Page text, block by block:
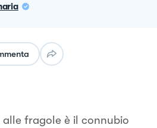
alle fragole è il connubio